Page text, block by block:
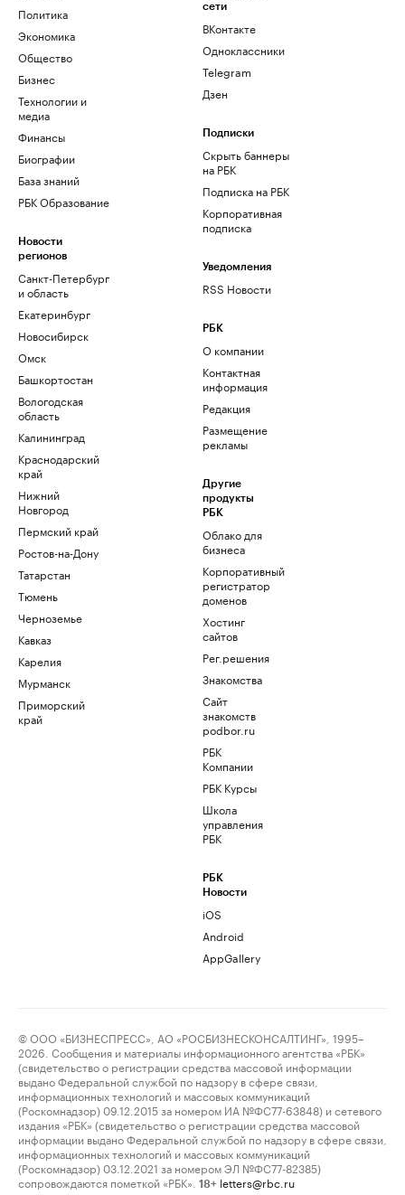
Политика
Экономика
Общество
Бизнес
Технологии и
медиа
Финансы
Биографии
База знаний
РБК Образование
Новости
регионов
Санкт-Петербург
и область
Екатеринбург
Новосибирск
Омск
Башкортостан
Вологодская
область
Калининград
Краснодарский
край
Нижний
Новгород
Пермский край
Ростов-на-Дону
Татарстан
Тюмень
Черноземье
Кавказ
Карелия
Мурманск
Приморский
край
сети
ВКонтакте
Одноклассники
Telegram
Дзен
Подписки
Скрыть баннеры
на РБК
Подписка на РБК
Корпоративная
подписка
Уведомления
RSS Новости
РБК
О компании
Контактная
информация
Редакция
Размещение
рекламы
Другие
продукты
РБК
Облако для
бизнеса
Корпоративный
регистратор
доменов
Хостинг
сайтов
Рег.решения
Знакомства
Сайт
знакомств
podbor.ru
РБК
Компании
РБК Курсы
Школа
управления
РБК
РБК
Новости
iOS
Android
AppGallery
© ООО «БИЗНЕСПРЕСС», АО «РОСБИЗНЕСКОНСАЛТИНГ», 1995–
2026. Сообщения и материалы информационного агентства «РБК»
(свидетельство о регистрации средства массовой информации
выдано Федеральной службой по надзору в сфере связи,
информационных технологий и массовых коммуникаций
(Роскомнадзор) 09.12.2015 за номером ИА №ФС77-63848) и сетевого
издания «РБК» (свидетельство о регистрации средства массовой
информации выдано Федеральной службой по надзору в сфере связи,
информационных технологий и массовых коммуникаций
(Роскомнадзор) 03.12.2021 за номером ЭЛ №ФС77-82385)
сопровождаются пометкой «РБК».
18+ letters@rbc.ru